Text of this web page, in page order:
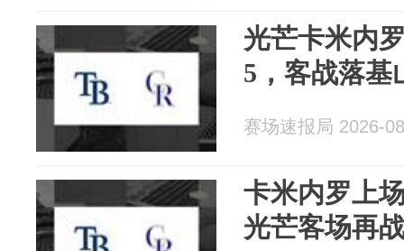
光芒卡米内
5，客战落基
赛场速报局 2026-
卡米内罗上
光芒客场再